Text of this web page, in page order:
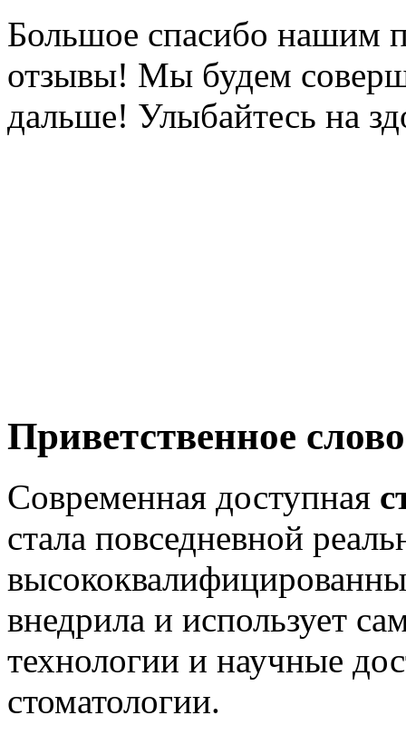
Большое спасибо нашим
отзывы! Мы будем
дальше! Улыбайтесь на
Приветственное
Современная доступная
стала повседневной
внедрила и использует
технологии и научные
стоматологии.